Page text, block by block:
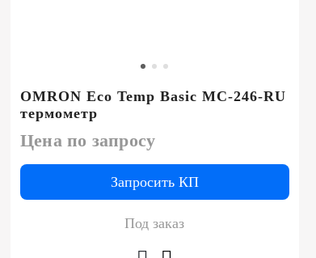
OMRON Eco Temp Basic MC-246-RU
термометр
Цена по запросу
Запросить КП
Под заказ